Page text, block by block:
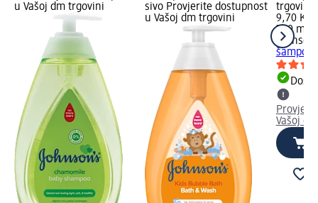
u Vašoj dm trgovini
sivo Provjerite dostupnost
u Vašoj dm trgovini
trgovini
9,70 KM
750 ml
šampon
Vašoj